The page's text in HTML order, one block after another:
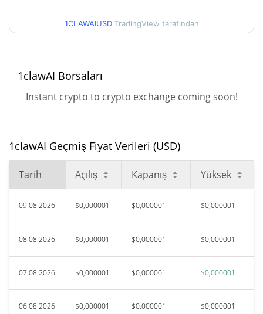
Tüm Zamanlar Yüksek
Haz 22, 2026 (1 ay önce)
$0,00000388
78.57%
Ağu 7, 2026 (2 gün önce)
1CLAWAIUSD TradingView tarafından
1clawAI Borsaları
Instant crypto to crypto exchange coming soon!
1clawAI Geçmiş Fiyat Verileri (USD)
Tarih Açılış Kapanış Yüksek
09.08.2026 $0,000001 $0,000001 $0,000001
08.08.2026 $0,000001 $0,000001 $0,000001
07.08.2026 $0,000001 $0,000001 $0,000001
06.08.2026 $0,000001 $0,000001 $0,000001